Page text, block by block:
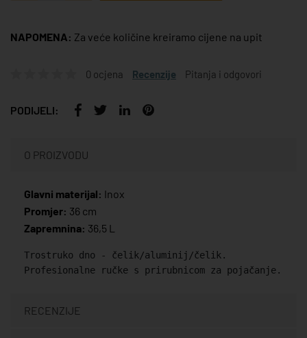
NAPOMENA: Za veće količine kreiramo cijene na upit
0 ocjena Recenzije Pitanja i odgovori
PODIJELI:
O PROIZVODU
Glavni materijal: Inox
Promjer: 36 cm
Zapremnina: 36,5 L
Trostruko dno - čelik/aluminij/čelik.
Profesionalne ručke s prirubnicom za pojačanje.
RECENZIJE